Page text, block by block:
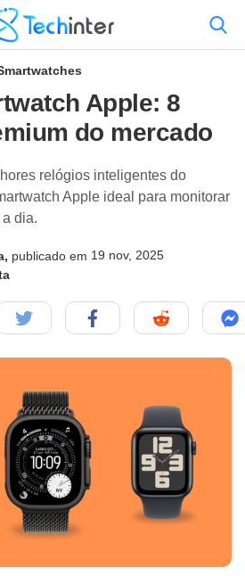
Apple: 8
do mercado
relógios inteligentes do
Apple ideal para monitorar
dia.
publicado em 19 nov, 2025